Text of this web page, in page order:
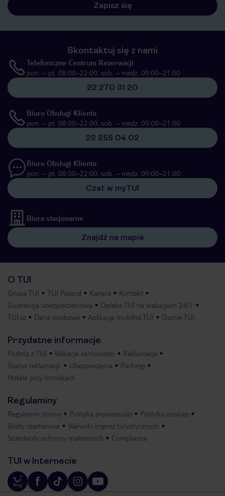
Zapisz się
Skontaktuj się z nami
Telefoniczne Centrum Rezerwacji
pon. – pt. 08:00–22:00, sob. – niedz. 09:00–21:00
22 270 31 20
Biuro Obsługi Klienta
pon. – pt. 08:00–22:00, sob. – niedz. 09:00–21:00
22 255 04 02
Biuro Obsługi Klienta
pon. – pt. 08:00–22:00, sob. – niedz. 09:00–21:00
Czat w myTUI
Biura stacjonarne
Znajdź na mapie
O TUI
Grupa TUI TUI Poland Kariera
Kontakt
Gwarancja ubezpieczeniowa
Opieka TUI na wakacjach 24/7
TUI.cz
Dane osobowe Aplikacja mobilna TUI Opinie TUI
Przydatne informacje
Podróż z TUI Wakacje samolotem
Reklamacje
Status reklamacji
Ubezpieczenia
Parkingi
Hotele przy lotniskach
Regulaminy
Regulamin strony Polityka prywatności
Polityka cookies
Bilety czarterowe
Warunki imprez turystycznych
Standardy ochrony małoletnich
Compliance
TUI w Internecie